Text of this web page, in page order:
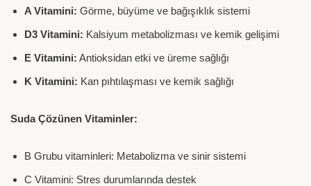
A Vitamini: Görme, büyüme ve bağışıklık sistemi
D3 Vitamini: Kalsiyum metabolizması ve kemik gelişimi
E Vitamini: Antioksidan etki ve üreme sağlığı
K Vitamini: Kan pıhtılaşması ve kemik sağlığı
Suda Çözünen Vitaminler:
B Grubu vitaminleri: Metabolizma ve sinir sistemi
C Vitamini: Stres durumlarında destek